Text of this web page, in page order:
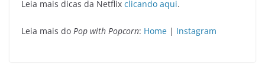
Leia mais dicas da Netflix clicando aqui.
Leia mais do Pop with Popcorn: Home | Instagram